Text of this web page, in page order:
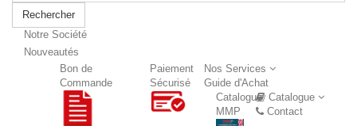
Rechercher
Notre Société
Nouveautés
Nos Services
Bon de
Commande
Paiement
Sécurisé
Guide d'Achat
Catalogue
Catalogue
MMP
Contact